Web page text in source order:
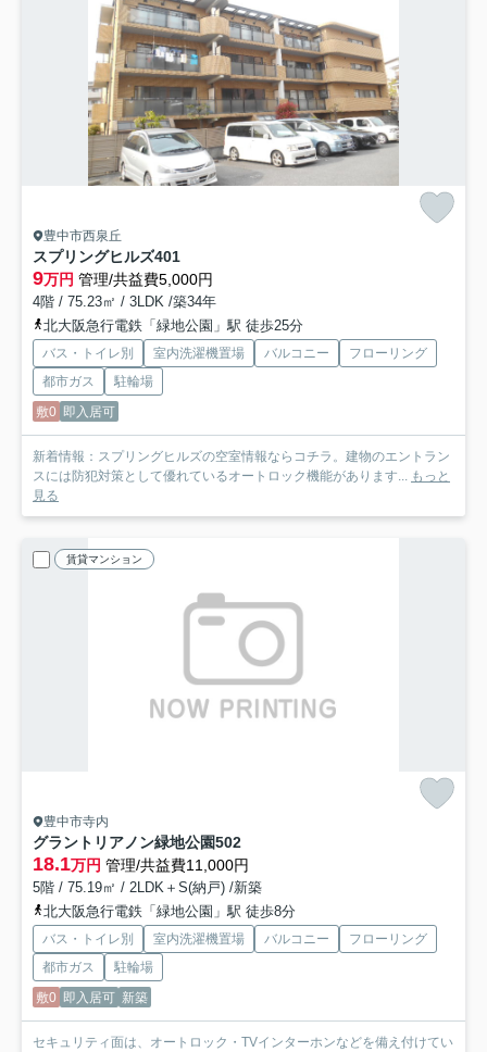
豊中市西泉丘
スプリングヒルズ401
9万円 管理/共益費5,000円
4階 / 75.23㎡ / 3LDK /築34年
北大阪急行電鉄「緑地公園」駅 徒歩25分
バス・トイレ別 室内洗濯機置場 バルコニー
フローリング
都市ガス
駐輪場
敷0 即入居可
新着情報：スプリングヒルズの空室情報ならコチラ。建物のエントラン
スには防犯対策として優れているオートロック機能があります... もっと
見る
賃貸マンション
豊中市寺内
グラントリアノン緑地公園502
18.1万円 管理/共益費11,000円
5階 / 75.19㎡ / 2LDK＋S(納戸) /新築
北大阪急行電鉄「緑地公園」駅 徒歩8分
バス・トイレ別 室内洗濯機置場 バルコニー
フローリング
都市ガス
駐輪場
敷0 即入居可 新築
セキュリティ面は、オートロック・TVインターホンなどを備え付けてい